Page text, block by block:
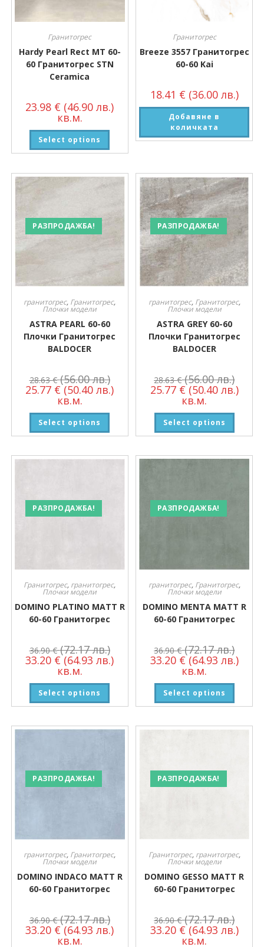
Гранитогрес
Hardy Pearl Rect MT 60-
60 Гранитогрес STN
Ceramica
23.98 € (46.90 лв.)
кв.м.
Select options
Гранитогрес
Breeze 3557 Гранитогрес
60-60 Kai
18.41 € (36.00 лв.)
Добавяне в
количката
РАЗПРОДАЖБА!
гранитогрес, Гранитогрес,
Плочки модели
ASTRA PEARL 60-60
Плочки Гранитогрес
BALDOCER
28.63€ (56.00 лв.)
25.77 € (50.40 лв.)
кв.м.
Select options
РАЗПРОДАЖБА!
гранитогрес, Гранитогрес,
Плочки модели
ASTRA GREY 60-60
Плочки Гранитогрес
BALDOCER
28.63€ (56.00 лв.)
25.77 € (50.40 лв.)
кв.м.
Select options
РАЗПРОДАЖБА!
Гранитогрес, гранитогрес,
Плочки модели
DOMINO PLATINO MATT R
60-60 Гранитогрес
36.90€ (72.17 лв.)
33.20 € (64.93 лв.)
кв.м.
Select options
РАЗПРОДАЖБА!
гранитогрес, Гранитогрес,
Плочки модели
DOMINO MENTA MATT R
60-60 Гранитогрес
36.90€ (72.17 лв.)
33.20 € (64.93 лв.)
кв.м.
Select options
РАЗПРОДАЖБА!
гранитогрес, Гранитогрес,
Плочки модели
DOMINO INDACO MATT R
60-60 Гранитогрес
36.90€ (72.17 лв.)
33.20 € (64.93 лв.)
кв.м.
РАЗПРОДАЖБА!
Гранитогрес, гранитогрес,
Плочки модели
DOMINO GESSO MATT R
60-60 Гранитогрес
36.90€ (72.17 лв.)
33.20 € (64.93 лв.)
кв.м.